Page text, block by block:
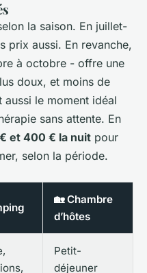
la saison. En juillet-
prix aussi. En revanche,
à octobre - offre une
doux, et moins de
aussi le moment idéal
sans attente. En
et 400 € la nuit pour
selon la période.
🏡 Chambre
d’hôtes
Petit-
déjeuner